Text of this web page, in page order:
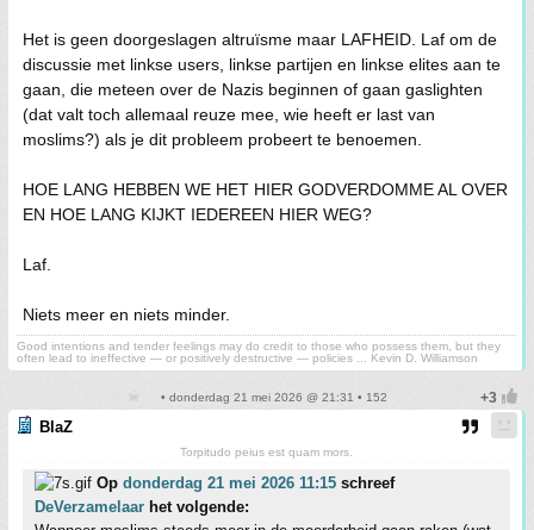
Het is geen doorgeslagen altruïsme maar LAFHEID. Laf om de
discussie met linkse users, linkse partijen en linkse elites aan te
gaan, die meteen over de Nazis beginnen of gaan gaslighten
(dat valt toch allemaal reuze mee, wie heeft er last van
moslims?) als je dit probleem probeert te benoemen.
HOE LANG HEBBEN WE HET HIER GODVERDOMME AL OVER
EN HOE LANG KIJKT IEDEREEN HIER WEG?
Laf.
Niets meer en niets minder.
Good intentions and tender feelings may do credit to those who possess them, but they
often lead to ineffective — or positively destructive — policies ... Kevin D. Williamson
• donderdag 21 mei 2026 @ 21:31 • 152
BlaZ
Torpitudo peius est quam mors.
Op donderdag 21 mei 2026 11:15 schreef
DeVerzamelaar het volgende: